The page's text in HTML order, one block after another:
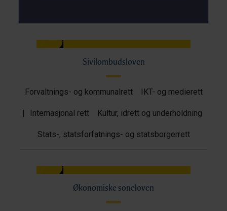
Sivilombudsloven
Forvaltnings- og kommunalrett IKT- og medierett
| Internasjonal rett Kultur, idrett og underholdning
Stats-, statsforfatnings- og statsborgerrett
Økonomiske soneloven